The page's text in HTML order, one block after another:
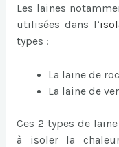
Les laines
utilisées dans l’
types :
La laine de
La laine de
Ces 2 types de
à isoler la